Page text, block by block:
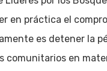
en práctica el
es detener la
comunitarios en